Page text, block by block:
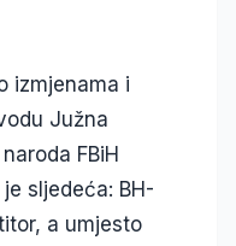
izmjenama i
Južna
FBiH
sljedeća: BH-
a umjesto